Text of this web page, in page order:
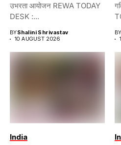
उभरता आयोजन REWA TODAY
DESK :...
BYShalini Shrivastav
10 AUGUST 2026
BY
India